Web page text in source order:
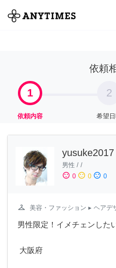
全て
依頼
1
依頼内容
2
希望
yusuke2017
男性 / /
sentiment_satisfied 0 sentiment_neutral 0 sentiment_dissatisfied 0
checkroom 美容・ファッション ▸ ヘアデ
男性限定！イメチェンした
大阪府